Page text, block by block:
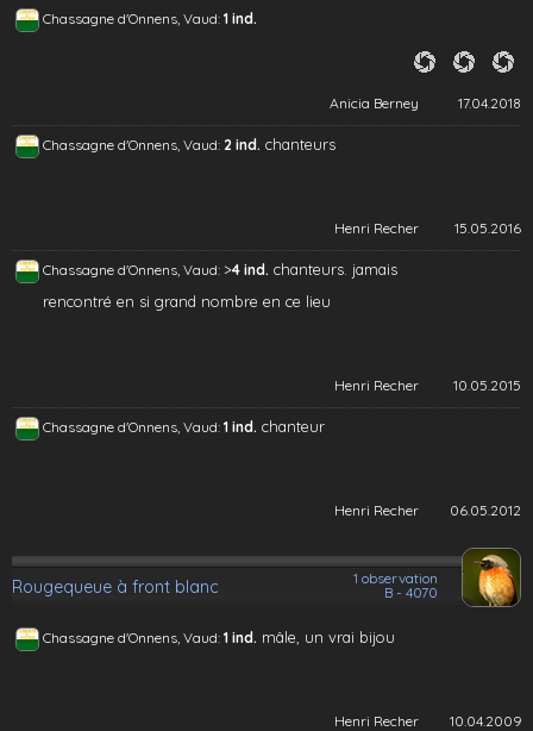
Chassagne d'Onnens, Vaud: 1 ind.
Anicia Berney 17.04.2018
Chassagne d'Onnens, Vaud: 2 ind. chanteurs
Henri Recher 15.05.2016
Chassagne d'Onnens, Vaud: >4 ind. chanteurs. jamais
rencontré en si grand nombre en ce lieu
Henri Recher 10.05.2015
Chassagne d'Onnens, Vaud: 1 ind. chanteur
Henri Recher 06.05.2012
Rougequeue à front blanc
1 observation
B - 4070
Chassagne d'Onnens, Vaud: 1 ind. mâle, un vrai bijou
Henri Recher 10.04.2009